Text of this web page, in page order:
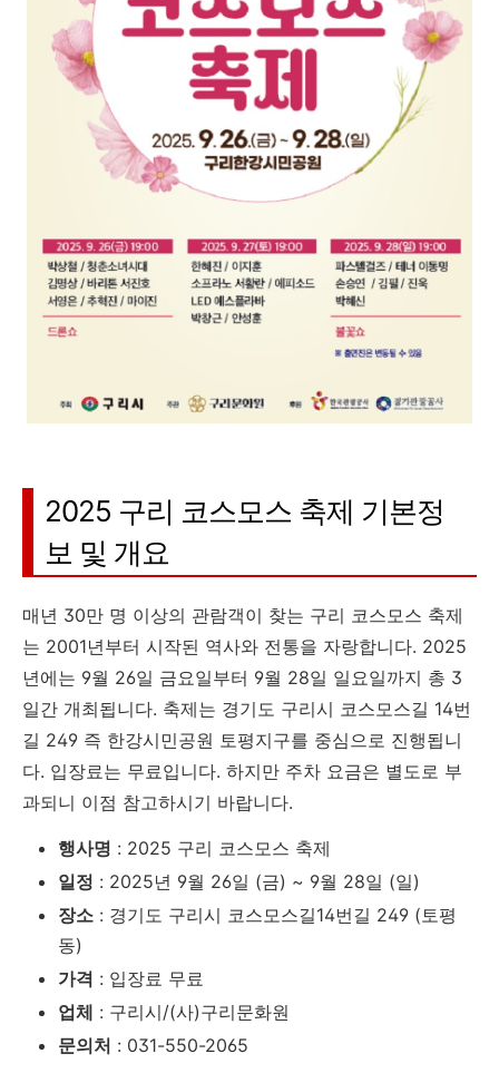
2025 구리 코스모스 축제 기본정
보 및 개요
매년 30만 명 이상의 관람객이 찾는 구리 코스모스 축제
는 2001년부터 시작된 역사와 전통을 자랑합니다. 2025
년에는 9월 26일 금요일부터 9월 28일 일요일까지 총 3
일간 개최됩니다. 축제는 경기도 구리시 코스모스길 14번
길 249 즉 한강시민공원 토평지구를 중심으로 진행됩니
다. 입장료는 무료입니다. 하지만 주차 요금은 별도로 부
과되니 이점 참고하시기 바랍니다.
행사명 : 2025 구리 코스모스 축제
일정 : 2025년 9월 26일 (금) ~ 9월 28일 (일)
장소 : 경기도 구리시 코스모스길14번길 249 (토평
동)
가격 : 입장료 무료
업체 : 구리시/(사)구리문화원
문의처 : 031-550-2065